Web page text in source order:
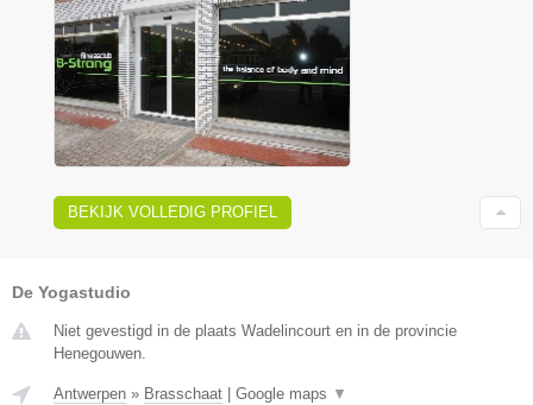
BEKIJK VOLLEDIG PROFIEL
De Yogastudio
Niet gevestigd in de plaats Wadelincourt en in de provincie
Henegouwen.
Antwerpen » Brasschaat Google maps ▼